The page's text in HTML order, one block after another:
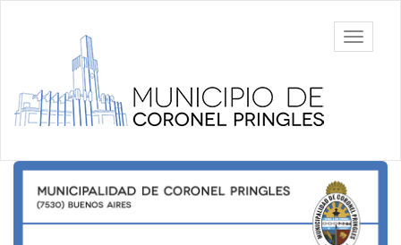
Municipalidad
de Coronel
Pringles
barra
Contenido
principal